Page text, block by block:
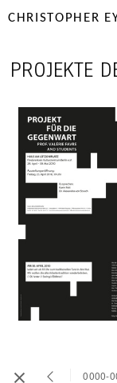
CHRISTOPHER
PROJEKTE
0000-